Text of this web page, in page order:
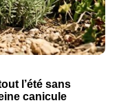
l’été sans
canicule